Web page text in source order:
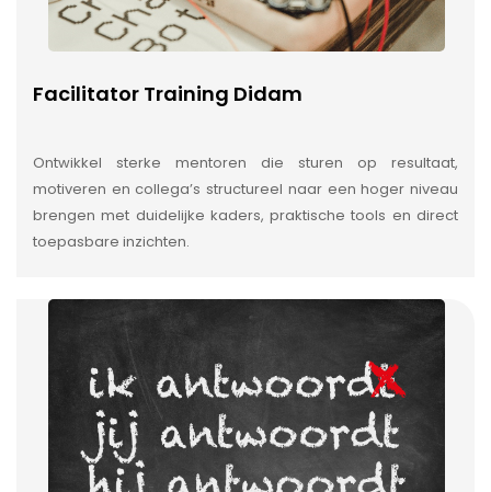
Facilitator Training Didam
Ontwikkel sterke mentoren die sturen op resultaat,
motiveren en collega’s structureel naar een hoger niveau
brengen met duidelijke kaders, praktische tools en direct
toepasbare inzichten.